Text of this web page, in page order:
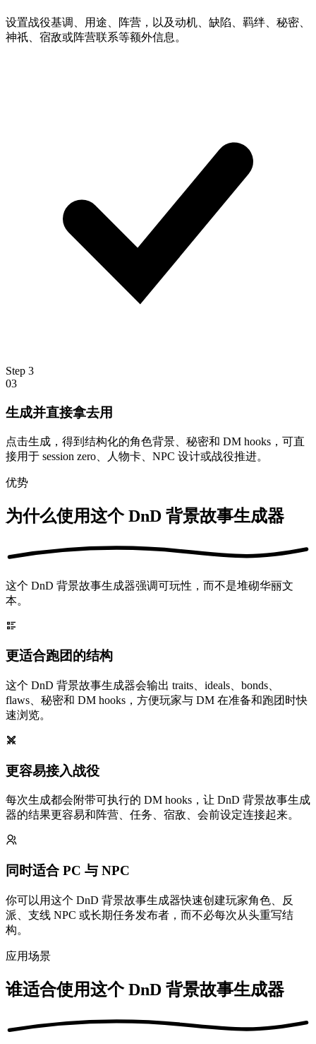
设置战役基调、用途、阵营，以及动机、缺陷、羁绊、秘密、
神祇、宿敌或阵营联系等额外信息。
Step 3
03
生成并直接拿去用
点击生成，得到结构化的角色背景、秘密和 DM hooks，可直
接用于 session zero、人物卡、NPC 设计或战役推进。
优势
为什么使用这个 DnD 背景故事生成器
这个 DnD 背景故事生成器强调可玩性，而不是堆砌华丽文
本。
更适合跑团的结构
这个 DnD 背景故事生成器会输出 traits、ideals、bonds、
flaws、秘密和 DM hooks，方便玩家与 DM 在准备和跑团时快
速浏览。
更容易接入战役
每次生成都会附带可执行的 DM hooks，让 DnD 背景故事生成
器的结果更容易和阵营、任务、宿敌、会前设定连接起来。
同时适合 PC 与 NPC
你可以用这个 DnD 背景故事生成器快速创建玩家角色、反
派、支线 NPC 或长期任务发布者，而不必每次从头重写结
构。
应用场景
谁适合使用这个 DnD 背景故事生成器